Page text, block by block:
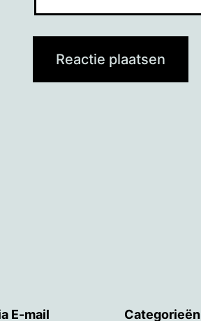
E-mail Categorieën